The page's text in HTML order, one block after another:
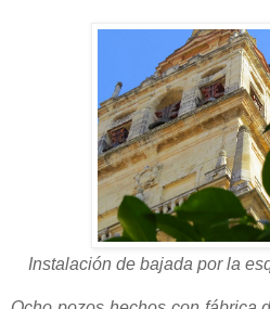
Instalación de bajada por la